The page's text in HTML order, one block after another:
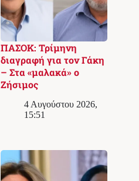
ΠΑΣΟΚ: Τρίμηνη
διαγραφή για τον Γάκη
– Στα «μαλακά» ο
Ζήσιμος
4 Αυγούστου 2026,
15:51